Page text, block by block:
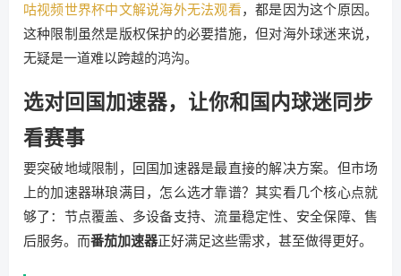
咕视频世界杯中文解说海外无法观看，都是因为这个原因。
这种限制虽然是版权保护的必要措施，但对海外球迷来说，
无疑是一道难以跨越的鸿沟。
选对回国加速器，让你和国内球迷同步
看赛事
要突破地域限制，回国加速器是最直接的解决方案。但市场
上的加速器琳琅满目，怎么选才靠谱？其实看几个核心点就
够了：节点覆盖、多设备支持、流量稳定性、安全保障、售
后服务。而番茄加速器正好满足这些需求，甚至做得更好。